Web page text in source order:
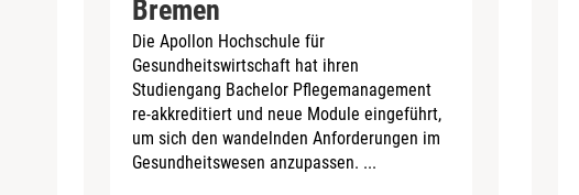
Bremen
Die Apollon Hochschule für
Gesundheitswirtschaft hat ihren
Studiengang Bachelor Pflegemanagement
re-akkreditiert und neue Module eingeführt,
um sich den wandelnden Anforderungen im
Gesundheitswesen anzupassen. ...